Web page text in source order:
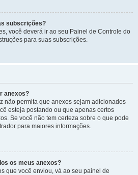
subscrições?
você deverá ir ao seu Painel de Controle do
para suas subscrições.
anexos?
não permita que anexos sejam adicionados
esteja postando ou que apenas certos
Se você não tem certeza sobre o que pode
para maiores informações.
os meus anexos?
que você enviou, vá ao seu painel de